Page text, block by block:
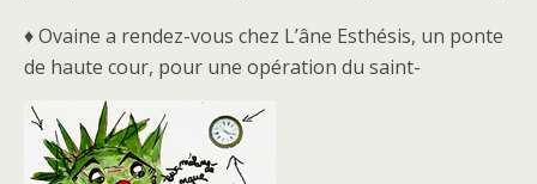
♦ Ovaine a rendez-vous chez L’âne Esthésis, un ponte
de haute cour, pour une opération du saint-